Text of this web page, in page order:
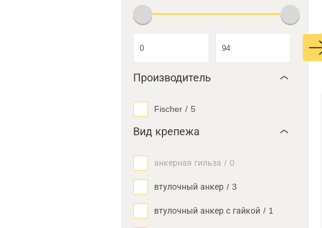
Производитель
Fischer / 5
Вид крепежа
анкерная гильза / 0
втулочный анкер / 3
втулочный анкер с гайкой / 1